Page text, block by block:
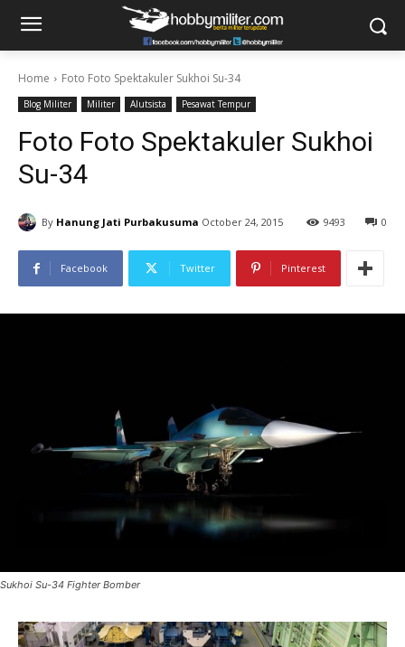
Home Foto Foto Spektakuler Sukhoi Su-34
Blog Militer Militer Alutsista Pesawat Tempur
Foto Foto Spektakuler Sukhoi
Su-34
By Hanung Jati Purbakusuma October 24, 2015 0
9493
Facebook Twitter Pinterest
Sukhoi Su-34 Fighter Bomber